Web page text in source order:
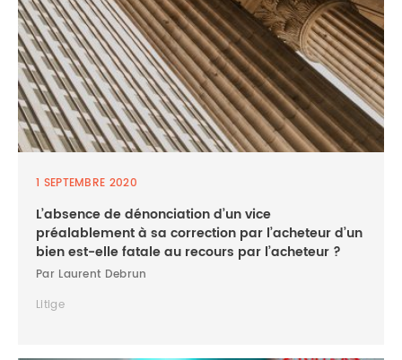
1 SEPTEMBRE 2020
L’absence de dénonciation d’un vice
préalablement à sa correction par l’acheteur d’un
bien est-elle fatale au recours par l’acheteur ?
Par Laurent Debrun
Litige